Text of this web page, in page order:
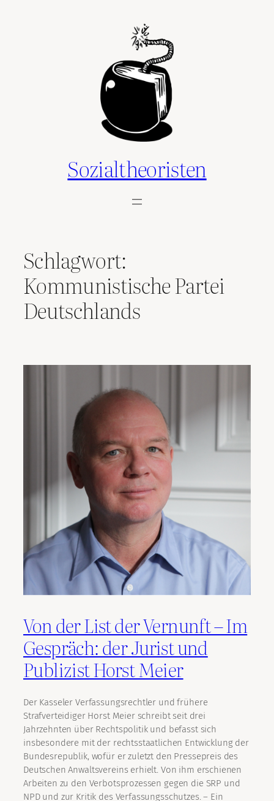
Sozialtheoristen
Schlagwort:
Kommunistische Partei
Deutschlands
Von der List der Vernunft – Im
Gespräch: der Jurist und
Publizist Horst Meier
Der Kasseler Verfassungsrechtler und frühere
Strafverteidiger Horst Meier schreibt seit drei
Jahrzehnten über Rechtspolitik und befasst sich
insbesondere mit der rechtsstaatlichen Entwicklung der
Bundesrepublik, wofür er zuletzt den Pressepreis des
Deutschen Anwaltsvereins erhielt. Von ihm erschienen
Arbeiten zu den Verbotsprozessen gegen die SRP und
NPD und zur Kritik des Verfassungsschutzes. – Ein